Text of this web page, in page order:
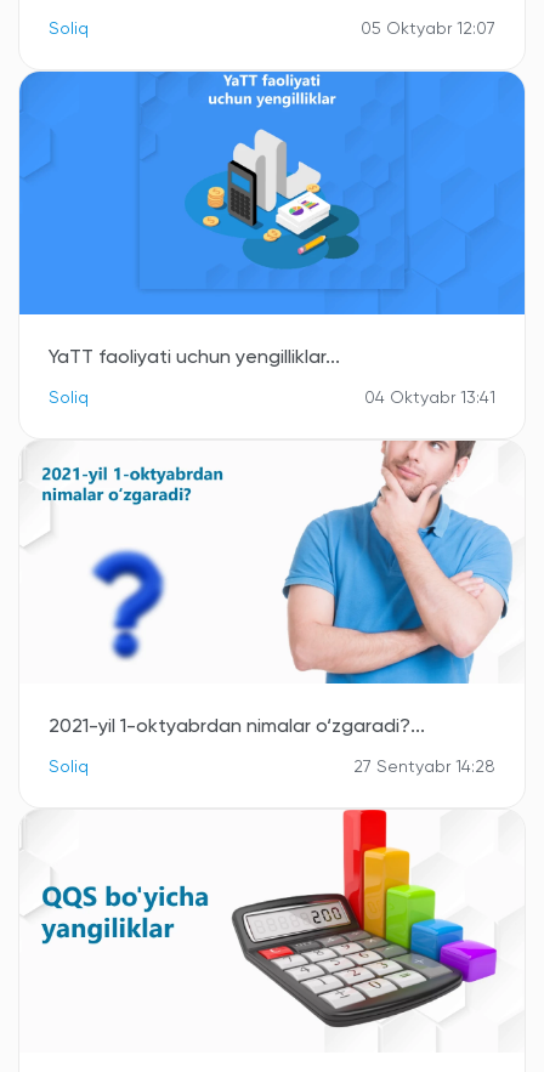
Soliq 05 Oktyabr 12:07
YaTT faoliyati uchun yengilliklar...
Soliq 04 Oktyabr 13:41
2021-yil 1-oktyabrdan nimalar o‘zgaradi?...
Soliq 27 Sentyabr 14:28